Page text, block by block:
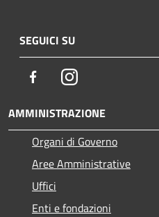
SEGUICI SU
FacebookInstagram
AMMINISTRAZIONE
Organi di Governo
Aree Amministrative
Uffici
Enti e fondazioni